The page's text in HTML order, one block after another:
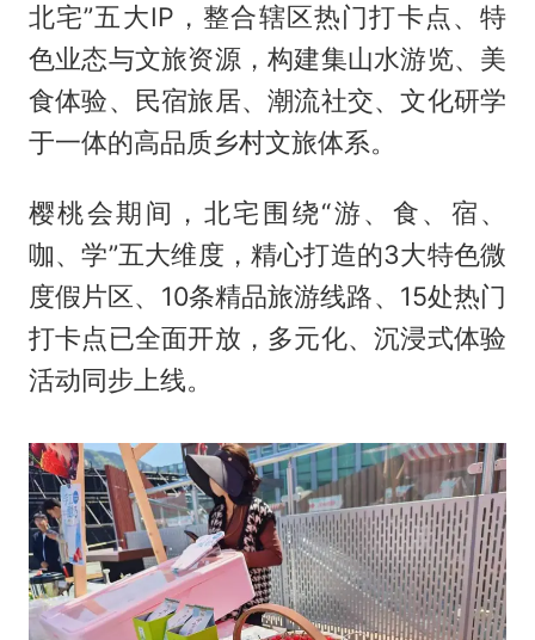
北宅”五大IP，整合辖区热门打卡点、特
色业态与文旅资源，构建集山水游览、美
食体验、民宿旅居、潮流社交、文化研学
于一体的高品质乡村文旅体系。
樱桃会期间，北宅围绕“游、食、宿、
咖、学”五大维度，精心打造的3大特色微
度假片区、10条精品旅游线路、15处热门
打卡点已全面开放，多元化、沉浸式体验
活动同步上线。